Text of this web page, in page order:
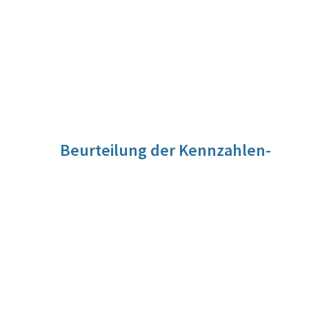
Beurteilung der Kennzahlen-